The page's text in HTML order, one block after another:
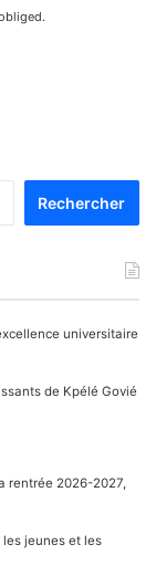
universitaire
de Kpélé Govié
rentrée 2026-2027,
les jeunes et les